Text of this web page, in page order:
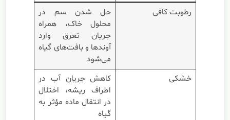
رطوبت کافی
حل شدن سم در
محلول خاک، همراه
جریان تعرق وارد
آوندها و بافت‌های گیاه
می‌شود
خشکی
کاهش جریان آب در
اطراف ریشه، اختلال
در انتقال ماده مؤثر به
گیاه